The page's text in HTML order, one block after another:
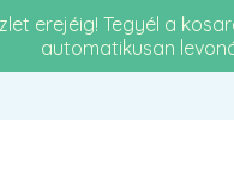
erejéig! Tegyél a
automatikusan